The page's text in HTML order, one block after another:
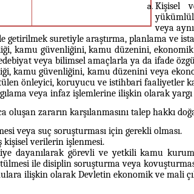
Kişisel
veya
getirilmek suretiyle araştırma, planlama ve
kamu güvenliğini, kamu düzenini, ekonomik
veya bilimsel amaçlarla ya da ifade
kamu güvenliğini, kamu düzenini veya
önleyici, koruyucu ve istihbari faaliyetler
veya infaz işlemlerine ilişkin olarak yargı
zararın karşılanmasını talep hakkı
veya suç soruşturması için gerekli olması.
verilerin işlenmesi.
dayanılarak görevli ve yetkili kamu
ile disiplin soruşturma veya
ilişkin olarak Devletin ekonomik ve mali